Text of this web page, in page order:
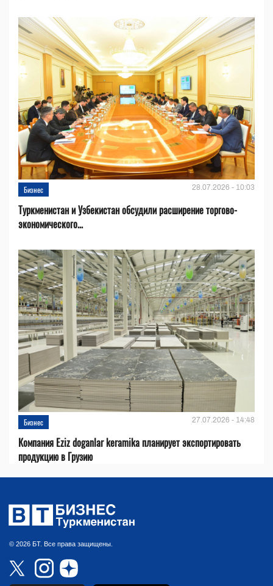
Бизнес 28.07.2026 - 10:03
Туркменистан и Узбекистан обсудили расширение торгово-
экономического...
Бизнес 27.07.2026 - 14:48
Компания Eziz doganlar keramika планирует экспортировать
продукцию в Грузию
© 2026 БТ. Все права защищены.